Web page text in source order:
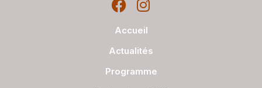
Accueil
Actualités
Programme